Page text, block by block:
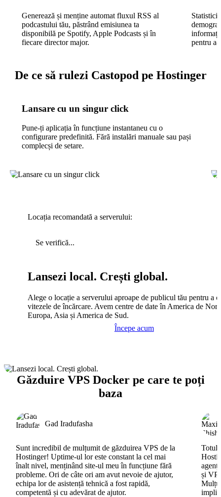
Generează și menține automat fluxul RSS al
podcastului tău, păstrând emisiunea ta
disponibilă pe Spotify, Apple Podcasts și în
fiecare director major.
Statistici
pentru a-
De ce să rulezi Castopod pe Hostinger
Lansare cu un singur click
Pune-ți aplicația în funcțiune instantaneu cu o
configurare predefinită. Fără instalări manuale sau pași
complecși de setare.
Locația recomandată a serverului:
Se verifică...
Lansezi local. Crești global.
Alege o locație a serverului aproape de publicul tău pentru a
vitezele de încărcare. Avem centre de date în America de
Europa, Asia și America de Sud.
Începe acum
Găzduire VPS Docker pe care te poți
baza
Gad Iradufasha
Sunt incredibil de mulțumit de găzduirea VPS de la
Hostinger! Uptime-ul lor este constant la cel mai
înalt nivel, menținând site-ul meu în funcțiune fără
probleme. Ori de câte ori am avut nevoie de ajutor,
echipa lor de asistență tehnică a fost rapidă,
competentă și cu adevărat de ajutor.
Totul
și